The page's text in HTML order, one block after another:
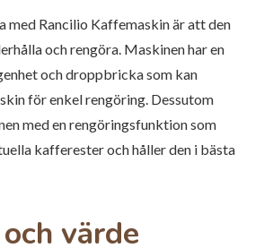
med Rancilio Kaffemaskin är att den
och rengöra. Maskinen har en
och droppbricka som kan
för enkel rengöring. Dessutom
med en rengöringsfunktion som
kafferester och håller den i bästa
värde